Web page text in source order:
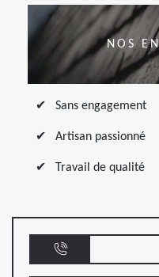
NOS
Sans engagement
Artisan passionné
Travail de qualité